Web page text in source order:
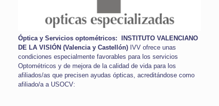
Óptica y Servicios optométricos:
INSTITUTO VALENCIANO
DE LA VISIÓN (Valencia y Castellón)IVV ofrece unas
condiciones especialmente favorables para los servicios
Optométricos y de mejora de la calidad de vida para los
afiliados/as que precisen ayudas ópticas, acreditándose como
afiliado/a a USOCV: